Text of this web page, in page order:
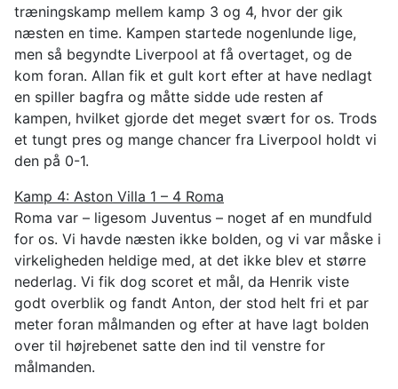
træningskamp mellem kamp 3 og 4, hvor der gik
næsten en time. Kampen startede nogenlunde lige,
men så begyndte Liverpool at få overtaget, og de
kom foran. Allan fik et gult kort efter at have nedlagt
en spiller bagfra og måtte sidde ude resten af
kampen, hvilket gjorde det meget svært for os. Trods
et tungt pres og mange chancer fra Liverpool holdt vi
den på 0-1.
Kamp 4: Aston Villa 1 – 4 Roma
Roma var – ligesom Juventus – noget af en mundfuld
for os. Vi havde næsten ikke bolden, og vi var måske i
virkeligheden heldige med, at det ikke blev et større
nederlag. Vi fik dog scoret et mål, da Henrik viste
godt overblik og fandt Anton, der stod helt fri et par
meter foran målmanden og efter at have lagt bolden
over til højrebenet satte den ind til venstre for
målmanden.